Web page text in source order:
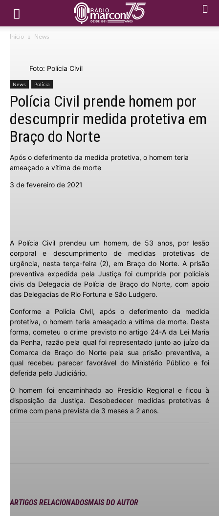
Início News
Foto: Polícia Civil
News Polícia
Polícia Civil prende homem por
descumprir medida protetiva em
Braço do Norte
Após o deferimento da medida protetiva, o homem teria
ameaçado a vítima de morte
3 de fevereiro de 2021
A Polícia Civil prendeu um homem, de 53 anos, por lesão
corporal e descumprimento de medidas protetivas de
urgência, nesta terça-feira (2), em Braço do Norte. A prisão
preventiva expedida pela Justiça foi cumprida por policiais
civis da Delegacia de Polícia de Braço do Norte, com apoio
das Delegacias de Rio Fortuna e São Ludgero.
Conforme a Polícia Civil, após o deferimento da medida
protetiva, o homem teria ameaçado a vítima de morte. Desta
forma, cometeu o crime previsto no artigo 24-A da Lei Maria
da Penha, razão pela qual foi representado junto ao juízo da
Comarca de Braço do Norte pela sua prisão preventiva, a
qual recebeu parecer favorável do Ministério Público e foi
deferida pelo Judiciário.
O homem foi encaminhado ao Presídio Regional e ficou à
disposição da Justiça. Desobedecer medidas protetivas é
crime com pena prevista de 3 meses a 2 anos.
ARTIGOS RELACIONADOSMAIS DO AUTOR